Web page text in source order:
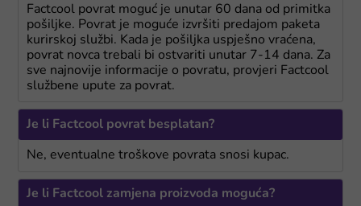
Factcool povrat moguć je unutar 60 dana od primitka
pošiljke. Povrat je moguće izvršiti predajom paketa
kurirskoj službi. Kada je pošiljka uspješno vraćena,
povrat novca trebali bi ostvariti unutar 7-14 dana. Za
sve najnovije informacije o povratu, provjeri Factcool
službene upute za povrat.
Je li Factcool povrat besplatan?
Ne, eventualne troškove povrata snosi kupac.
Je li Factcool zamjena proizvoda moguća?